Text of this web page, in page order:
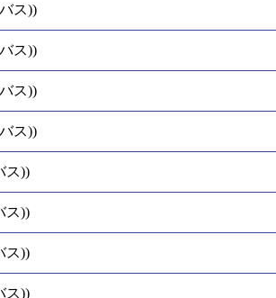
ス))
ス))
ス))
ス))
ス))
ス))
ス))
ス))